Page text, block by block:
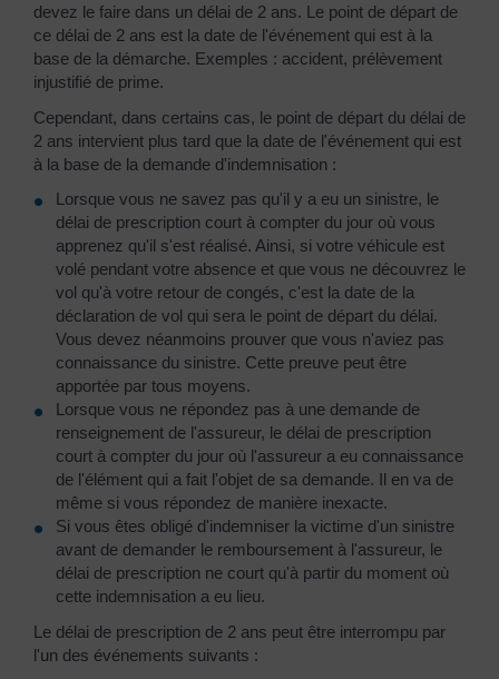
devez le faire dans un délai de 2 ans. Le point de départ de
ce délai de 2 ans est la date de l'événement qui est à la
base de la démarche. Exemples : accident, prélèvement
injustifié de prime.
Cependant, dans certains cas, le point de départ du délai de
2 ans intervient plus tard que la date de l'événement qui est
à la base de la demande d'indemnisation :
Lorsque vous ne savez pas qu'il y a eu un sinistre, le
délai de prescription court à compter du jour où vous
apprenez qu'il s'est réalisé. Ainsi, si votre véhicule est
volé pendant votre absence et que vous ne découvrez le
vol qu'à votre retour de congés, c'est la date de la
déclaration de vol qui sera le point de départ du délai.
Vous devez néanmoins prouver que vous n'aviez pas
connaissance du sinistre. Cette preuve peut être
apportée par tous moyens.
Lorsque vous ne répondez pas à une demande de
renseignement de l'assureur, le délai de prescription
court à compter du jour où l'assureur a eu connaissance
de l'élément qui a fait l'objet de sa demande. Il en va de
même si vous répondez de manière inexacte.
Si vous êtes obligé d'indemniser la victime d'un sinistre
avant de demander le remboursement à l'assureur, le
délai de prescription ne court qu'à partir du moment où
cette indemnisation a eu lieu.
Le délai de prescription de 2 ans peut être interrompu par
l'un des événements suivants :